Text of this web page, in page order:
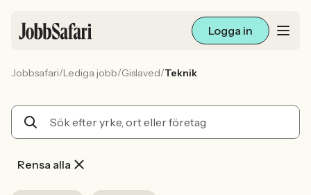
Logga in
Arbetsliv och karriär
Jobbsafari/Lediga jobb/Gislaved/Teknik
Rensa alla